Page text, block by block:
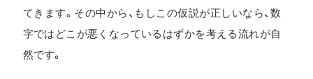
てきます。その中から、もしこの仮説が正しいなら、数
字ではどこが悪くなっているはずかを考える流れが自
然です。